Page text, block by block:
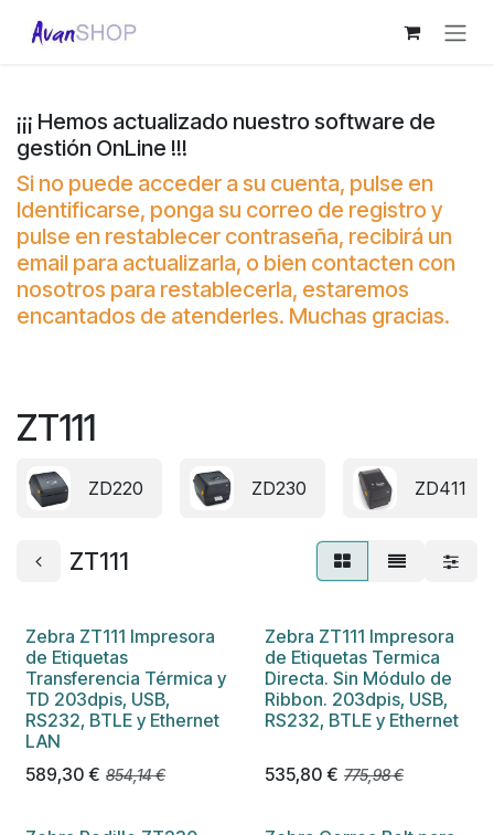
¡¡¡ Hemos actualizado nuestro software de
gestión OnLine !!!
Si no puede acceder a su cuenta, pulse en
Identificarse, ponga su correo de registro y
pulse en restablecer contraseña, recibirá un
email para actualizarla, o bien contacten con
nosotros para restablecerla, estaremos
encantados de atenderles. Muchas gracias.
ZT111
ZD220 ZD230 ZD411
ZT111
Zebra ZT111 Impresora
de Etiquetas
Transferencia Térmica y
TD 203dpis, USB,
RS232, BTLE y Ethernet
LAN
589,30 € 854,14€
Zebra ZT111 Impresora
de Etiquetas Termica
Directa. Sin Módulo de
Ribbon. 203dpis, USB,
RS232, BTLE y Ethernet
535,80€ 775,98€